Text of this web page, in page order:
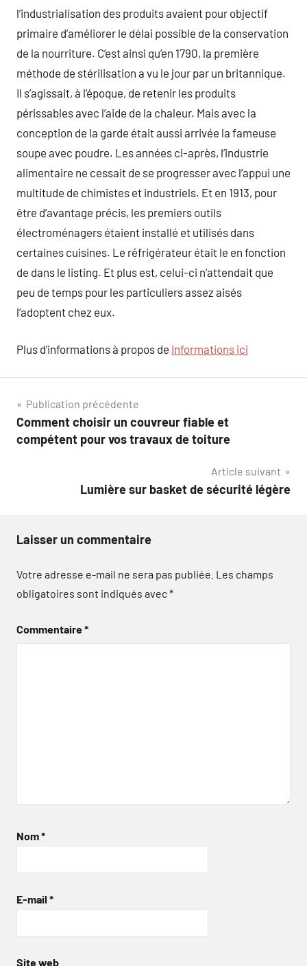
l’industrialisation des produits avaient pour objectif
primaire d’améliorer le délai possible de la conservation
de la nourriture. C’est ainsi qu’en 1790, la première
méthode de stérilisation a vu le jour par un britannique.
Il s’agissait, à l’époque, de retenir les produits
périssables avec l’aide de la chaleur. Mais avec la
conception de la garde était aussi arrivée la fameuse
soupe avec poudre. Les années ci-après, l’industrie
alimentaire ne cessait de se progresser avec l’appui une
multitude de chimistes et industriels. Et en 1913, pour
être d’avantage précis, les premiers outils
électroménagers étaient installé et utilisés dans
certaines cuisines. Le réfrigérateur était le en fonction
de dans le listing. Et plus est, celui-ci n’attendait que
peu de temps pour les particuliers assez aisés
l’adoptent chez eux.
Plus d’informations à propos de Informations ici
Navigation
de
Publication précédente
Comment choisir un couvreur fiable et
compétent pour vos travaux de toiture
Article suivant
Lumière sur basket de sécurité légère
Laisser un commentaire
Votre adresse e-mail ne sera pas publiée. Les champs
obligatoires sont indiqués avec*
Commentaire*
Nom*
E-mail *
Site web